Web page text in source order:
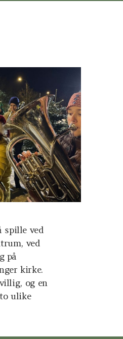
spille ved
ved
på
kirke.
og en
ulike